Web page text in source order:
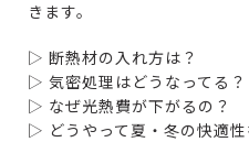
きます。
▷ 断熱材の入れ方は？
▷ 気密処理はどうなってる？
▷ なぜ光熱費が下がるの？
▷ どうやって夏・冬の快適性